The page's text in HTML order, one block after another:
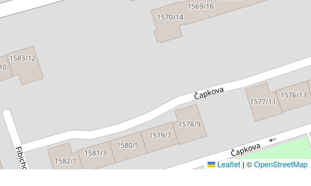
Leaflet | ©OpenStreetMap